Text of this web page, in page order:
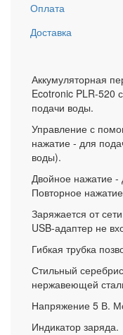
Оплата
Доставка
Аккумуляторная
Ecotronic PLR-520
подачи воды.
Управление с
нажатие - для
воды).
Двойное нажатие -
Повторное
Заряжается от
USB-адаптер не
Гибкая трубка
Стильный
нержавеющей
Напряжение 5 В.
Индикатор заряда.